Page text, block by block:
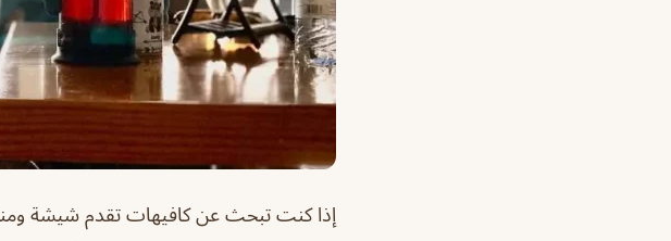
إذا كنت تبحث عن كافيهات تقدم شيشة